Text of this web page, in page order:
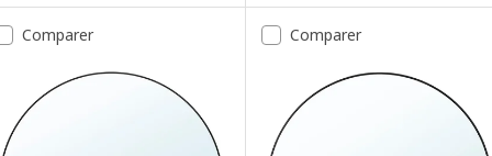
Comparer Comparer